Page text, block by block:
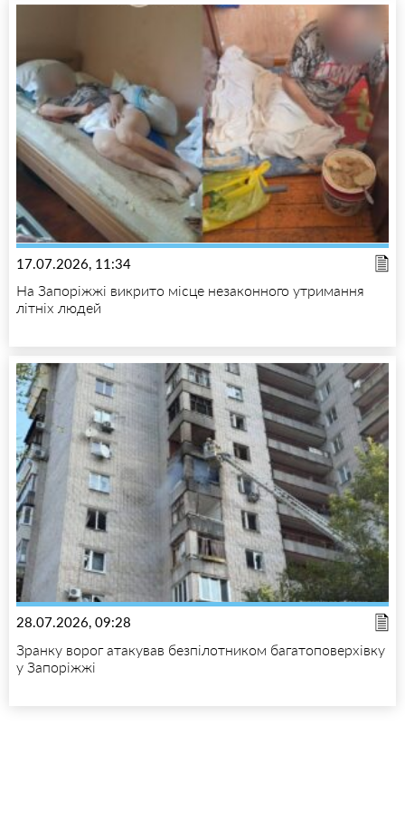
17.07.2026, 11:34
На Запоріжжі викрито місце незаконного утримання
літніх людей
28.07.2026, 09:28
Зранку ворог атакував безпілотником багатоповерхівку
у Запоріжжі